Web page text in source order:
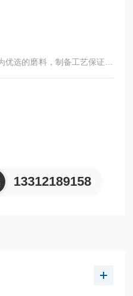
选的磨料，制备工艺保证了
的分级工艺保证了实际尺寸与
其粒径组成都高于行业标准
岩，煤岩样品检测分析，提供
煤岩研磨砂纸等煤岩分析耗
13312189158